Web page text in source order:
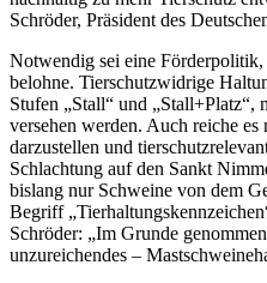
Schröder, Präsident des
Notwendig sei eine
belohne. Tierschutzwidrige
Stufen „Stall“ und „Stall+Platz“,
versehen werden. Auch reiche
darzustellen und
Schlachtung auf den Sankt
bislang nur Schweine von dem
Begriff
Schröder: „Im Grunde
unzureichendes –